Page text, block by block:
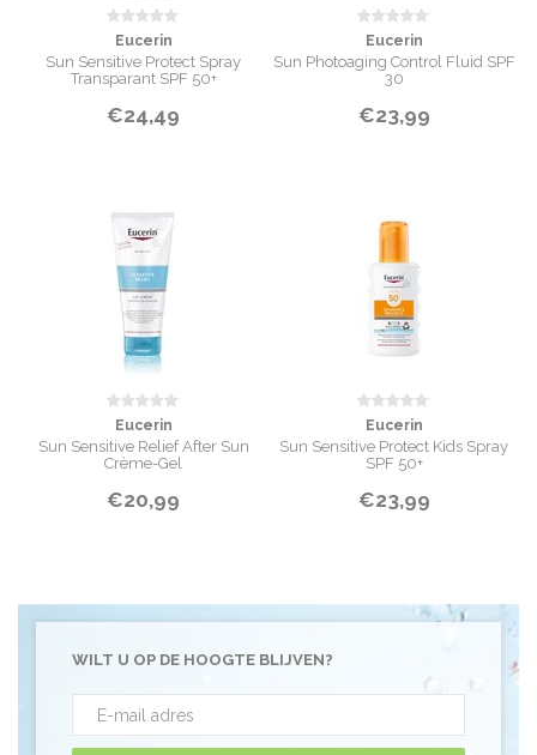
Eucerin
Sun Sensitive Protect Spray
Transparant SPF 50+
€24,49
Eucerin
Sun Photoaging Control Fluid SPF
30
€23,99
Eucerin
Sun Sensitive Relief After Sun
Crème-Gel
€20,99
Eucerin
Sun Sensitive Protect Kids Spray
SPF 50+
€23,99
WILT U OP DE HOOGTE BLIJVEN?